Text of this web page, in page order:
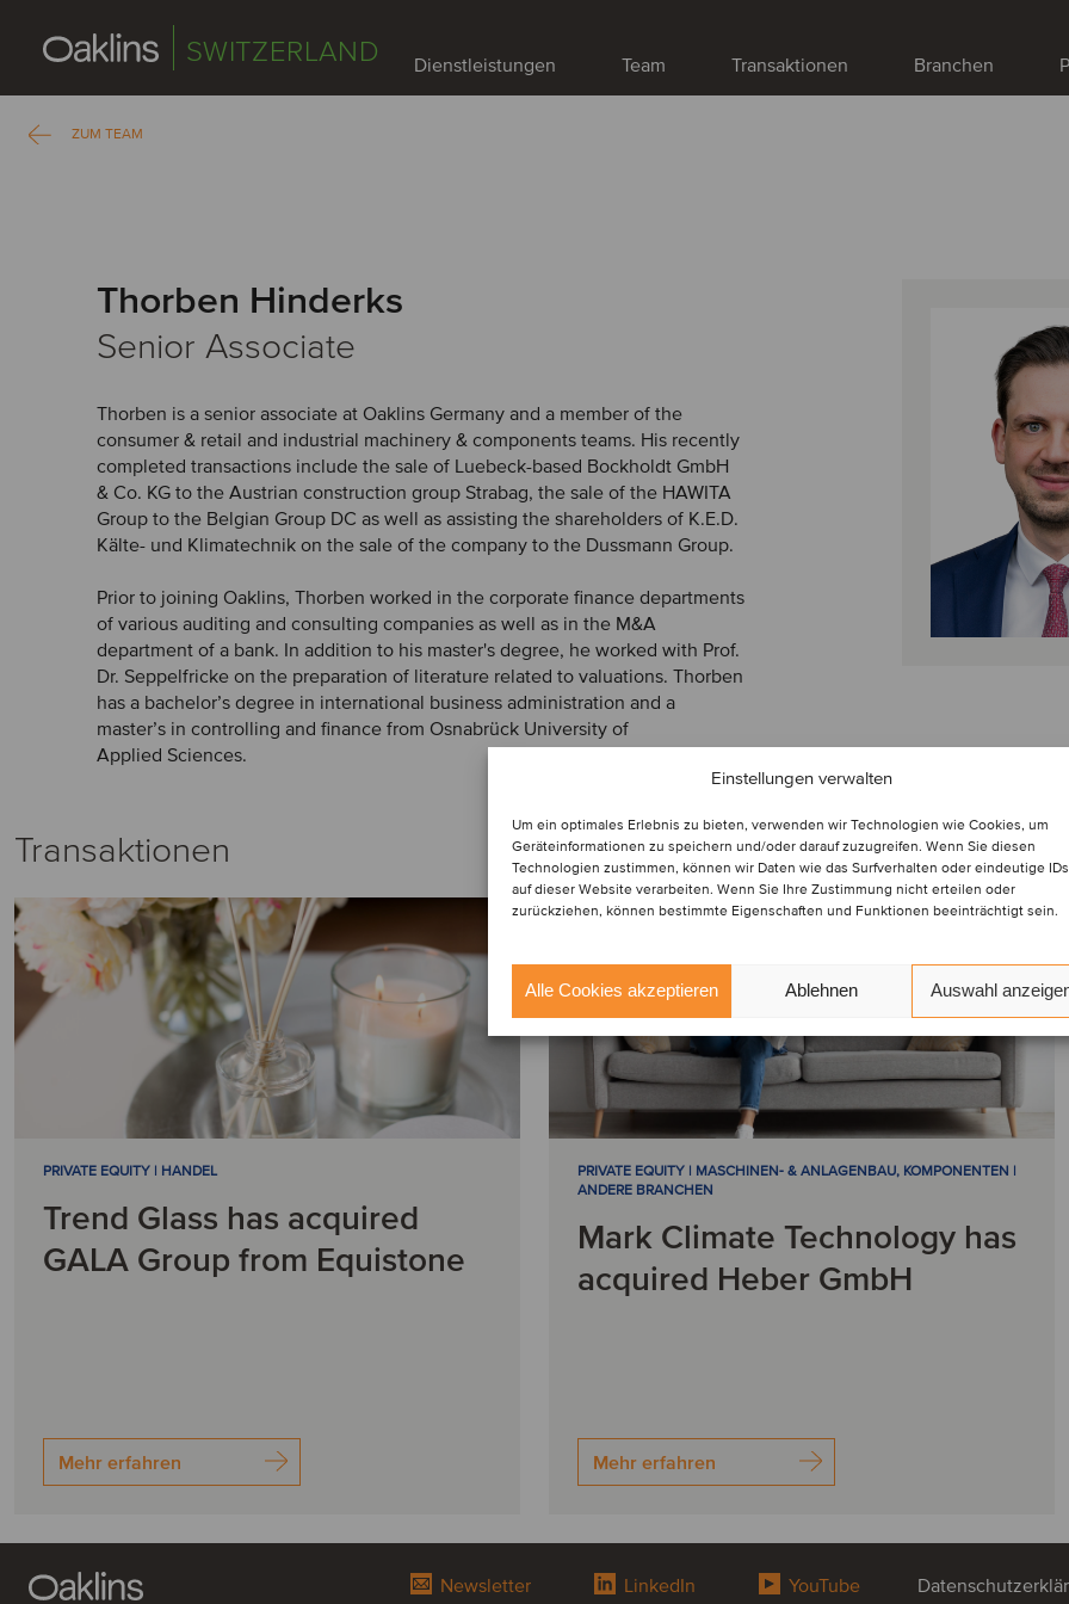
Einstellungen verwalten
Um ein optimales Erlebnis zu bieten, verwenden wir Technologien wie Cookies, um
Geräteinformationen zu speichern und/oder darauf zuzugreifen. Wenn Sie diesen
Technologien zustimmen, können wir Daten wie das Surfverhalten oder eindeutige IDs
auf dieser Website verarbeiten. Wenn Sie Ihre Zustimmung nicht erteilen oder
zurückziehen, können bestimmte Eigenschaften und Funktionen beeinträchtigt sein.
Alle Cookies akzeptieren Ablehnen Auswahl
SWITZERLAND Dienstleistungen Team Transaktionen Branchen
ZUM TEAM
Thorben Hinderks
Senior Associate
Thorben is a senior associate at Oaklins Germany and a member of the
consumer & retail and industrial machinery & components teams. His recently
completed transactions include the sale of Luebeck-based Bockholdt GmbH
& Co. KG to the Austrian construction group Strabag, the sale of the HAWITA
Group to the Belgian Group DC as well as assisting the shareholders of K.E.D.
Kälte- und Klimatechnik on the sale of the company to the Dussmann Group.
Prior to joining Oaklins, Thorben worked in the corporate finance departments
of various auditing and consulting companies as well as in the M&A
department of a bank. In addition to his master's degree, he worked with Prof.
Dr. Seppelfricke on the preparation of literature related to valuations. Thorben
has a bachelor’s degree in international business administration and a
master’s in controlling and finance from Osnabrück University of
Applied Sciences.
Transaktionen
PRIVATE EQUITY | HANDEL
Trend Glass has acquired
GALA Group from Equistone
Mehr erfahren
PRIVATE EQUITY | MASCHINEN- & ANLAGENBAU, KOMPONENTEN |
ANDERE BRANCHEN
Mark Climate Technology has
acquired Heber GmbH
Mehr erfahren
Newsletter LinkedIn YouTube